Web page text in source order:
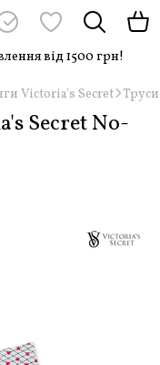
від 1500 грн!
Victoria's Secret
Secret No-